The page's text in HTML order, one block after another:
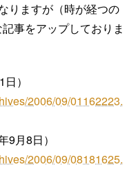
りますが（時が経つの
事をアップしておりま
）
2006/09/01162223.
9月8日）
2006/09/08181625.